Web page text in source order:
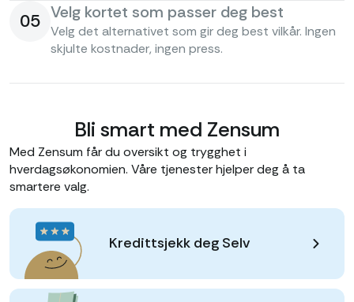
05 Velg kortet som passer deg best
Velg det alternativet som gir deg best vilkår. Ingen
skjulte kostnader, ingen press.
Bli smart med Zensum
Med Zensum får du oversikt og trygghet i
hverdagsøkonomien. Våre tjenester hjelper deg å ta
smartere valg.
Kredittsjekk deg Selv